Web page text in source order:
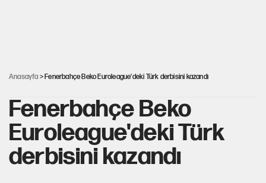
Anasayfa > Fenerbahçe Beko Euroleague'deki Türk derbisini kazandı
Fenerbahçe Beko
Euroleague'deki Türk
derbisini kazandı